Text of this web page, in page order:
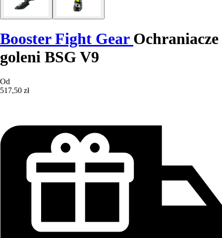
Booster Fight Gear Ochraniacze
goleni BSG V9
Od
517,50 zł